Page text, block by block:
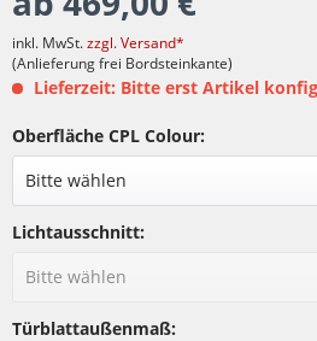
inkl. MwSt.zzgl. Versand*
(Anlieferung frei Bordsteinkante)
Lieferzeit: Bitte erst Artikel
Oberfläche CPL Colour:
Lichtausschnitt:
Türblattaußenmaß: